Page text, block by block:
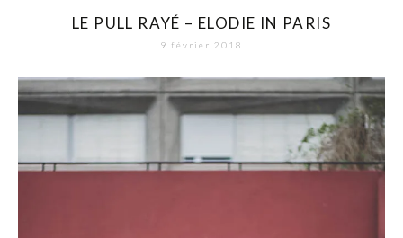
LE PULL RAYÉ – ELODIE IN PARIS
9 février 2018